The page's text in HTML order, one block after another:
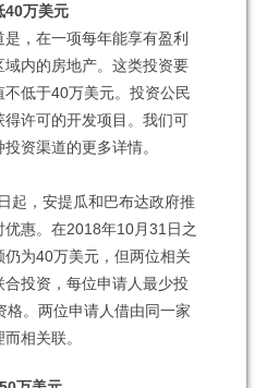
万美元
，在一项每年能享有盈利
域内的房地产。这类投资要
低于40万美元。投资公民
许可的开发项目。我们可
资渠道的更多详情。
，安提瓜和巴布达政府推
优惠。在2018年10月31日之
为40万美元，但两位相关
投资，每位申请人最少投
格。两位申请人借由同一家
相关联。